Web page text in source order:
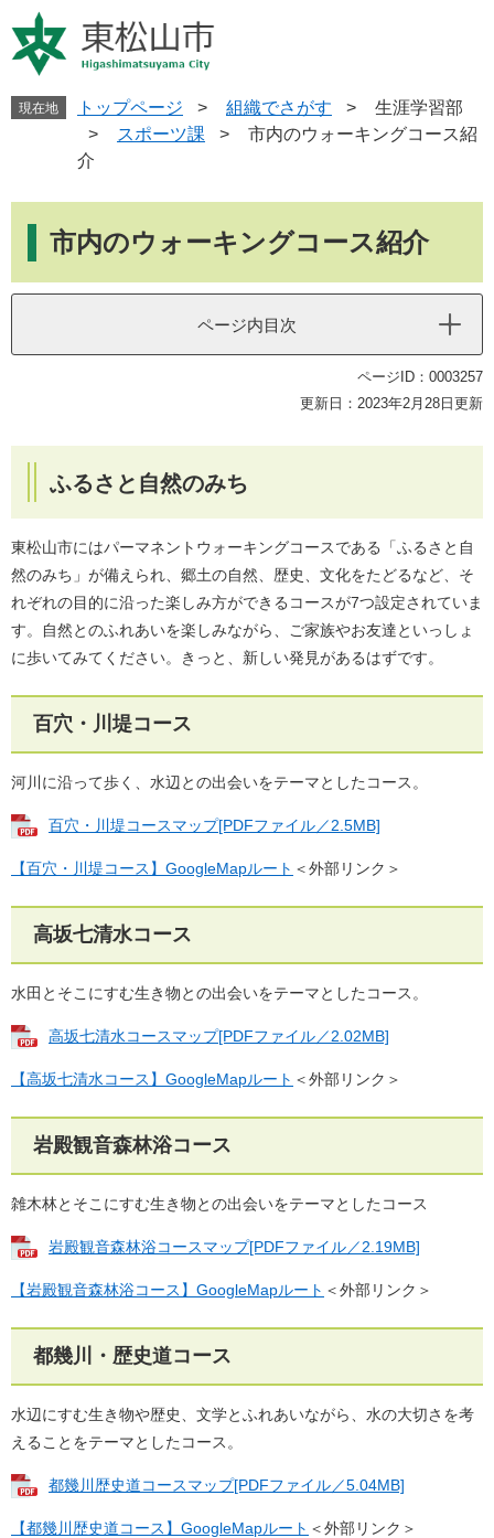
ー
ジ
ニ
ュ
現在地 トップページ > 組織でさがす >
生涯学習部
>
スポーツ課 >
市内のウォーキングコース紹
介
市内のウォーキングコース紹介
ページ内目次
ページID：0003257
更新日：2023年2月28日更新
ふるさと自然のみち
東松山市にはパーマネントウォーキングコースである「ふるさと自
然のみち」が備えられ、郷土の自然、歴史、文化をたどるなど、そ
れぞれの目的に沿った楽しみ方ができるコースが7つ設定されていま
す。自然とのふれあいを楽しみながら、ご家族やお友達といっしょ
に歩いてみてください。きっと、新しい発見があるはずです。
百穴・川堤コース
河川に沿って歩く、水辺との出会いをテーマとしたコース。
百穴・川堤コースマップ[PDFファイル／2.5MB]
【百穴・川堤コース】GoogleMapルート ＜外部リンク＞
高坂七清水コース
水田とそこにすむ生き物との出会いをテーマとしたコース。
高坂七清水コースマップ[PDFファイル／2.02MB]
【高坂七清水コース】GoogleMapルート ＜外部リンク＞
岩殿観音森林浴コース
雑木林とそこにすむ生き物との出会いをテーマとしたコース
岩殿観音森林浴コースマップ[PDFファイル／2.19MB]
【岩殿観音森林浴コース】GoogleMapルート ＜外部リンク＞
都幾川・歴史道コース
水辺にすむ生き物や歴史、文学とふれあいながら、水の大切さを考
えることをテーマとしたコース。
都幾川歴史道コースマップ[PDFファイル／5.04MB]
【都幾川歴史道コース】GoogleMapルート ＜外部リンク＞